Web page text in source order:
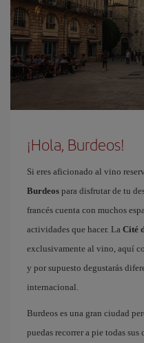
¡Hola, Burdeos!
Si eres aficionado al vino
Burdeos para disfrutar de tu
francés cuenta con muchos
actividades que hacer. La Cité
exclusivamente al vino, aquí
y por supuesto degustarás
internacional.
Burdeos es una gran ciudad
puedas recorrer a pie todas